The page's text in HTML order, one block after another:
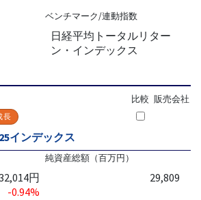
ベンチマーク/連動指数
日経平均トータルリター
ン・インデックス
長
比較 販売会社
インデックス
円
-0.94%
純資産総額（百万円）
29,809